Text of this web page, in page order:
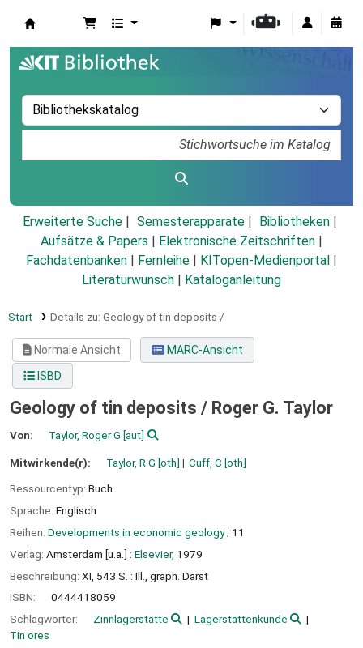
Erweiterte Suche Semesterapparate
Bibliotheken
Aufsätze & Papers
Elektronische Zeitschriften
Fachdatenbanken
Fernleihe KITopen-Medienportal
Literaturwunsch
Kataloganleitung
Start Details zu: Geology of tin deposits /
Normale Ansicht
MARC-Ansicht
ISBD
Geology of tin deposits / Roger G. Taylor
Von: Taylor, Roger G [aut]
Mitwirkende(r): Taylor, R.G [oth] Cuff, C [oth]
Ressourcentyp: Buch
Sprache: Englisch
Reihen: Developments in economic geology; 11
Verlag: Amsterdam [u.a.] : Elsevier, 1979
Beschreibung: XI, 543 S. : Ill., graph. Darst
ISBN:
0444418059
Schlagwörter:
Zinnlagerstätte
Lagerstättenkunde
Tin ores